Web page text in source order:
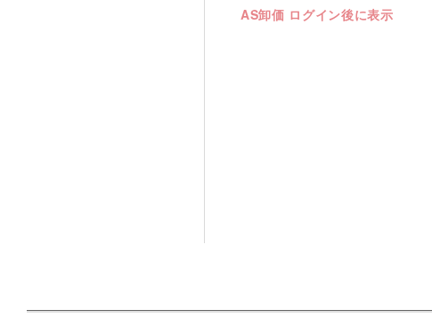
AS卸価 ログイン後に表示